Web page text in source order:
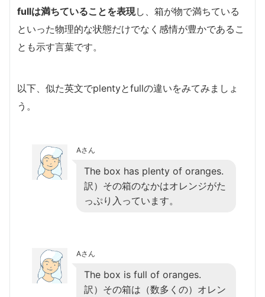
fullは満ちていることを表現し、箱が物で満ちている
といった物理的な状態だけでなく感情が豊かであるこ
とも示す言葉です。
以下、似た英文でplentyとfullの違いをみてみましょ
う。
Aさん
The box has plenty of oranges.
訳）その箱のなかはオレンジがた
っぷり入っています。
Aさん
The box is full of oranges.
訳）その箱は（数多くの）オレン